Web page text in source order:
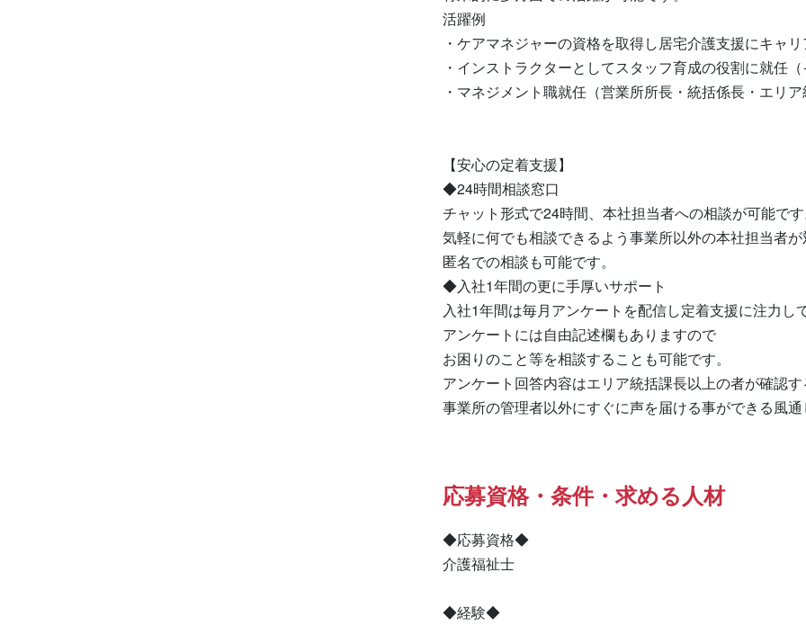
活躍例
・ケアマネジャーの資格を取得し居宅介護支援にキャ
・インストラクターとしてスタッフ育成の役割に就任
・マネジメント職就任（営業所所長・統括係長・エリ
【安心の定着支援】
◆24時間相談窓口
チャット形式で24時間、本社担当者への相談が可能で
気軽に何でも相談できるよう事業所以外の本社担当者
匿名での相談も可能です。
◆入社1年間の更に手厚いサポート
入社1年間は毎月アンケートを配信し定着支援に注力し
アンケートには自由記述欄もありますので
お困りのこと等を相談することも可能です。
アンケート回答内容はエリア統括課長以上の者が確認
事業所の管理者以外にすぐに声を届ける事ができる風
応募資格・条件・求める人材
◆応募資格◆
介護福祉士
◆経験◆